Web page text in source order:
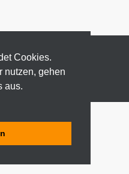
Cookies.
nutzen, gehen
aus.VORBEHALTEN